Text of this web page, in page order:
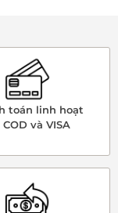
toán linh hoạt
và VISA